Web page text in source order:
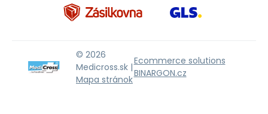
© 2026
Medicross.sk |
Mapa stránok
Ecommerce solutions
BINARGON.cz